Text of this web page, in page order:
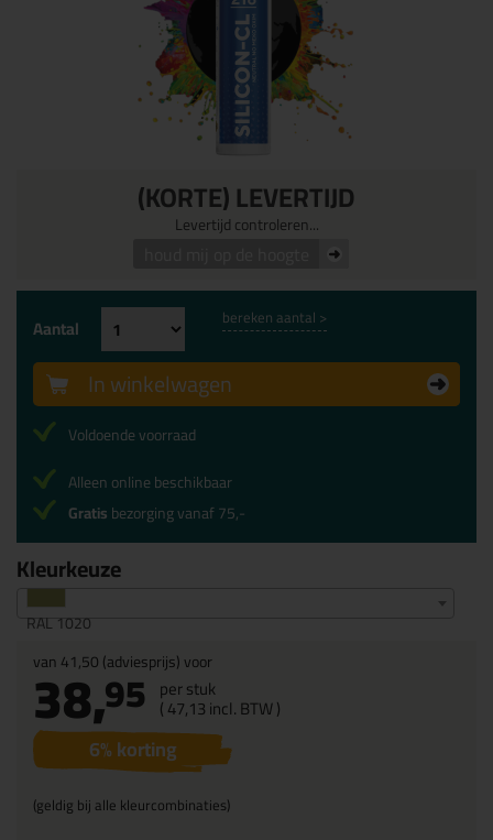
(KORTE) LEVERTIJD
Levertijd controleren...
Kleurkeuze
RAL 1020
van41,50(adviesprijs) voor
38,95 per stuk
(47,13incl. BTW )
6% korting
(geldig bij alle kleurcombinaties)
Aantal bereken aantal >
In winkelwagen
Voldoende voorraad
Alleen online beschikbaar
Gratisbezorging vanaf 75,-